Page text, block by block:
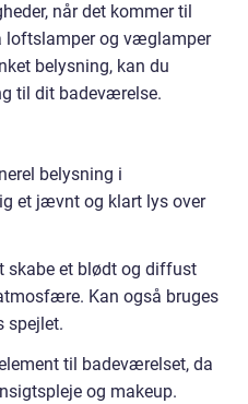
når det kommer til
loftslamper og væglamper
belysning, kan du
til dit badeværelse.
belysning i
et jævnt og klart lys over
skabe et blødt og diffust
Kan også bruges
spejlet.
til badeværelset, da
og makeup.